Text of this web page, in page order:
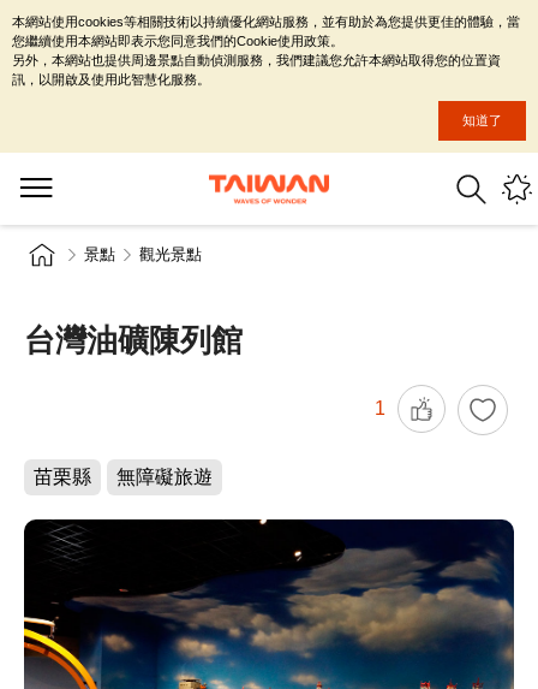
景點 觀光景點
台灣油礦陳列館
1
苗栗縣 無障礙旅遊
本網站使用cookies等相關技術以持續優化網站服務，並有助於為您提供更佳的體驗，當
您繼續使用本網站即表示您同意我們的Cookie使用政策。
另外，本網站也提供周邊景點自動偵測服務，我們建議您允許本網站取得您的位置資
訊，以開啟及使用此智慧化服務。
知道了